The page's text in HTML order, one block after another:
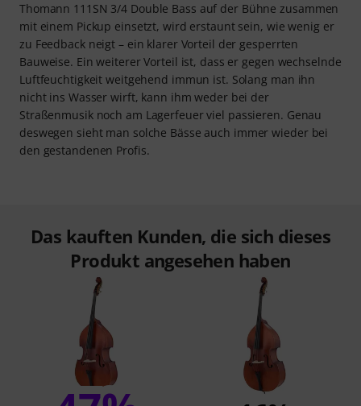
Thomann 111SN 3/4 Double Bass auf der Bühne zusammen
mit einem Pickup einsetzt, wird erstaunt sein, wie wenig er
zu Feedback neigt – ein klarer Vorteil der gesperrten
Bauweise. Ein weiterer Vorteil ist, dass er gegen wechselnde
Luftfeuchtigkeit weitgehend immun ist. Solang man ihn
nicht ins Wasser wirft, kann ihm weder bei der
Straßenmusik noch am Lagerfeuer viel passieren. Genau
deswegen sieht man solche Bässe auch immer wieder bei
den gestandenen Profis.
Das kauften Kunden, die sich dieses
Produkt angesehen haben